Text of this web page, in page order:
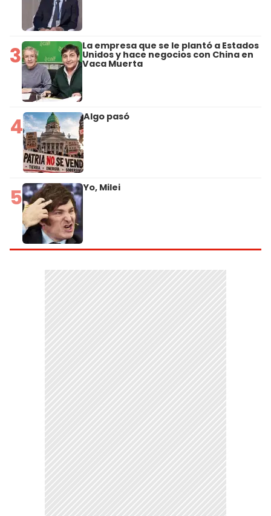
3 La empresa que se le plantó a Estados
Unidos y hace negocios con China en
Vaca Muerta
4 Algo pasó
5 Yo, Milei